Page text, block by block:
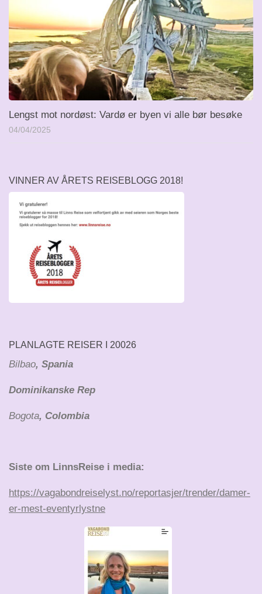
Lengst mot nordøst: Vardø er byen vi alle bør besøke
04/04/2025
VINNER AV ÅRETS REISEBLOGG 2018!
PLANLAGTE REISER I 20026
Bilbao, Spania
Dominikanske Rep
Bogota, Colombia
Siste om LinnsReise i media:
https://vagabondreiselyst.no/reportasjer/trender/damer-
er-mest-eventyrlystne